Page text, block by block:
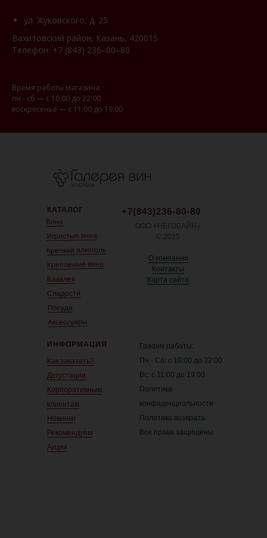
ул. Жуковского, д. 25
Вахитовский район, Казань, 420015
Телефон: +7 (843) 236‒00‒80
Время работы магазина:
пн - сб — с 10:00 до 22:00
воскресенье — с 11:00 до 19:00
КАТАЛОГ
Вино
Игристые вина
Крепкий алкоголь
Крепленые вина
Бакалея
Сладости
Посуда
Аксессуары
ИНФОРМАЦИЯ
Как заказать?
Дегустации
Корпоративным
клиентам
Новинки
Рекомендуем
Акции
График работы:
Пн - Сб: с 10:00 до 22:00
Вс: с 11:00 до 19:00
Политика
конфиденциальности
Политика возврата
Все права защищены
ООО «НЕГОВАЙН»
© 2025
О компании
Контакты
Карта сайта
+7(843)236-00-80